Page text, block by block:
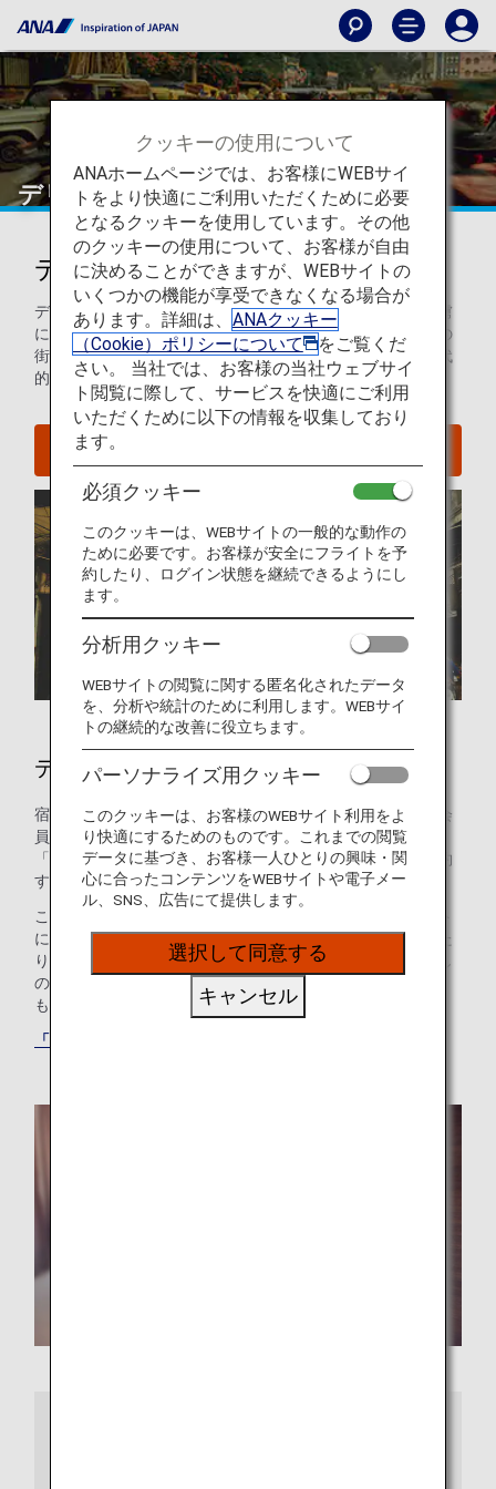
デリー
デリーを知ろう
デリーは、旅行が初めての方も、旅行経験が豊富な方をも虜
にし、飽きることのない街です。カラフルで混沌としたこの
街には、歴史的に名高い建築物がある傍らで、日常には現代
的で活気に満ちたエネルギーが溢れています。
デリーのホテル
宿泊施設のご予約はお済みですか？ANAマイレージクラブ会
員のお客様は、世界の約100万軒のホテルが利用できる
「ANAワールドホテル」サービスを使って、ホテルをご予約
することができます。
このサービスを使えば、ANAマイレージクラブのアカウント
にログインして最適なホテルを選ぶだけで、マイルを貯めた
り使ったりできます。ご家族でプール付きのホテルをお探し
の方も、ご出張のニーズにお応えするホテルをお探しの方
も、最適な「もうひとつの我が家」が見つかります。
「ANAワールドホテル」サービスでホテルを探す
クッキーの使用について
ANAホームページでは、お客様にWEBサイ
トをより快適にご利用いただくために必要
となるクッキーを使用しています。その他
のクッキーの使用について、お客様が自由
に決めることができますが、WEBサイトの
いくつかの機能が享受できなくなる場合が
あります。詳細は、 ANAクッキー
（Cookie）ポリシーについて
をご覧くだ
さい。 当社では、お客様の当社ウェブサイ
ト閲覧に際して、サービスを快適にご利用
いただくために以下の情報を収集しており
ます。
必須クッキー
このクッキーは、WEBサイトの一般的な動作の
ために必要です。お客様が安全にフライトを予
約したり、ログイン状態を継続できるようにし
ます。
分析用クッキー
WEBサイトの閲覧に関する匿名化されたデータ
を、分析や統計のために利用します。WEBサイ
トの継続的な改善に役立ちます。
パーソナライズ用クッキー
このクッキーは、お客様のWEBサイト利用をよ
り快適にするためのものです。これまでの閲覧
データに基づき、お客様一人ひとりの興味・関
心に合ったコンテンツをWEBサイトや電子メー
ル、SNS、広告にて提供します。
選択して同意する
キャンセル